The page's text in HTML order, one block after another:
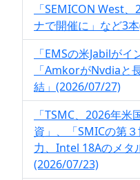
「SEMICON West
ナで開催に」など3
「EMSの米Jabilがイ
「AmkorがNvdiaと
結」(2026/07/27)
「TSMC、2026年
資」、「SMICの第
力、Intel 18Aのメタ
(2026/07/23)